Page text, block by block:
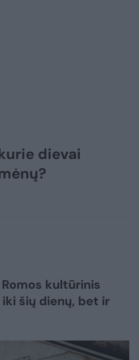
dievai
kultūrinis
šių dienų, bet ir